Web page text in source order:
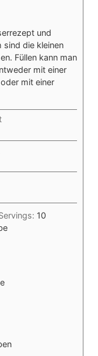
und
sind die kleinen
Füllen kann man
mit einer
mit einer
10